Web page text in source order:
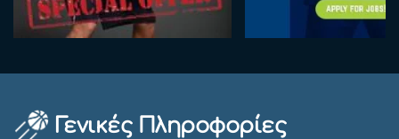
Γενικές Πληροφορίες